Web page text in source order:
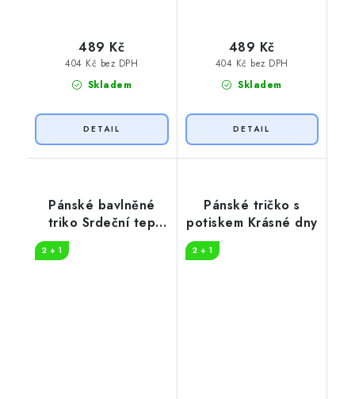
Skladem
404 Kč bez DPH
489 Kč
Skladem
404 Kč bez DPH
489 Kč
Pánské bavlněné
triko Srdeční tep
2 + 1
Pánské tričko s
potiskem Krásné dny
2 + 1